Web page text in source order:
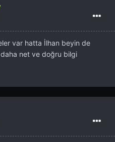
var hatta İlhan beyin de
daha net ve doğru bilgi